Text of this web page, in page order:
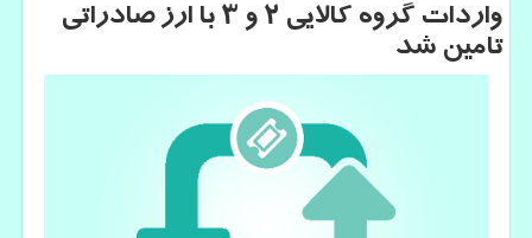
واردات گروه كالایی ۲ و ۳ با ارز صادراتی
تامین شد